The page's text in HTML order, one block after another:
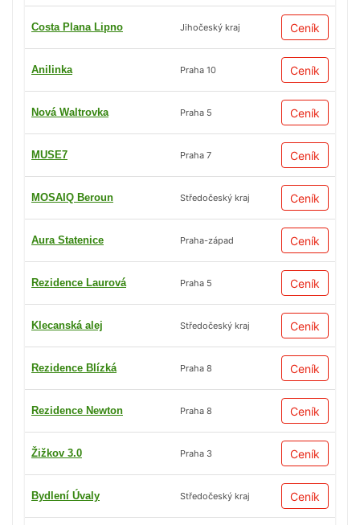
Costa Plana Lipno Jihočeský kraj Ceník
Anilinka Praha 10 Ceník
Nová Waltrovka Praha 5 Ceník
MUSE7 Praha 7 Ceník
MOSAIQ Beroun Středočeský kraj Ceník
Aura Statenice Praha-západ Ceník
Rezidence Laurová Praha 5 Ceník
Klecanská alej Středočeský kraj Ceník
Rezidence Blízká Praha 8 Ceník
Rezidence Newton Praha 8 Ceník
Žižkov 3.0 Praha 3 Ceník
Bydlení Úvaly Středočeský kraj Ceník